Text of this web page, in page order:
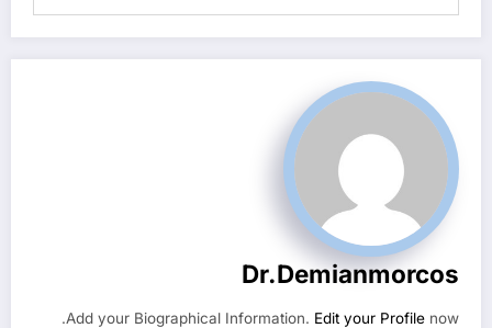
Dr.demianmorcos
Add your Biographical Information. Edit your Profile now.